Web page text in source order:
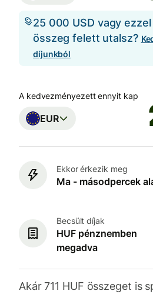
25 000 USD vagy
összeg felett utalsz?
díjunkból
A kedvezményezett ennyit kap
EUR
Ekkor érkezik meg
Ma - másodpercek
Becsült díjak
HUF pénznemben
megadva
Akár 711 HUF összeget is